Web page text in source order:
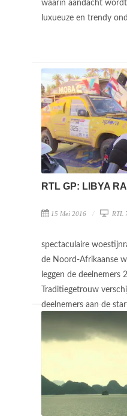
waarin aandacht
luxueuze en trendy
RTL GP: LIBYA
15 Mei 2016 RTL
spectaculaire
de Noord-Afrikaanse
leggen de deelnemers
Traditiegetrouw
deelnemers aan de